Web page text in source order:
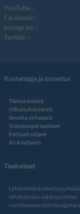
YouTube
Facebook
Instagram
Twitter
Kustantaja ja toimitus
Tietoa meistä
Oikaisukäytäntö
Ilmoita virheestä
Toimitusperiaatteet
Eettiset ohjeet
AI-käytäntö
Tiedotteet
Lehdistötiedotteet
lähettämään sähköpostitse
osoitteeseen